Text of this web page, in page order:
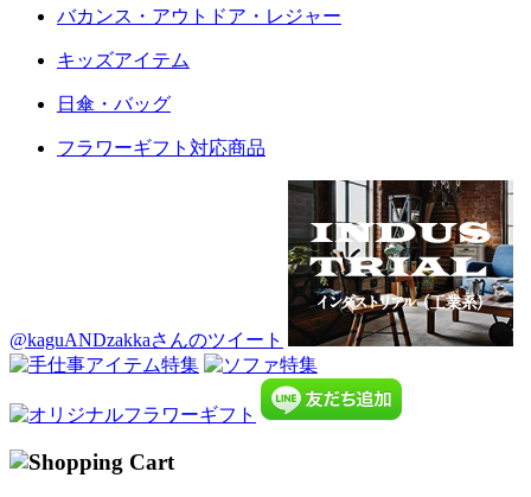
バカンス・アウトドア・レジャー
キッズアイテム
日傘・バッグ
フラワーギフト対応商品
@kaguANDzakkaさんのツイート